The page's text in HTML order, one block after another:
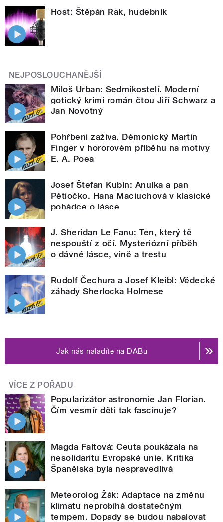
Host: Štěpán Rak, hudebník
NEJPOSLOUCHANĚJŠÍ
Miloš Urban: Sedmikostelí. Moderní
gotický krimi román čtou Jiří Schwarz a
Jan Novotný
Pohřbeni zaživa. Démonický Martin
Finger v hororovém příběhu na motivy
E. A. Poea
Josef Štefan Kubín: Anulka a pan
Pětiočko. Hana Maciuchová v klasické
pohádce o lásce
J. Sheridan Le Fanu: Ten, který tě
nespouští z očí. Mysteriózní příběh
o dávné lásce, vině a trestu
Rudolf Čechura a Josef Kleibl: Vědecké
záhady Sherlocka Holmese
Jak nás naladíte na DABu
VÍCE Z POŘADU
Popularizátor astronomie Jan Florian.
Čím vesmír děti tak fascinuje?
Magda Faltová: Ceuta poukázala na
nesolidaritu Evropské unie. Kritika
Španělska byla nespravedlivá
Meteorolog Žák: Adaptace na změnu
klimatu neprobíhá dostatečným
tempem. Dopady se budou nabalovat